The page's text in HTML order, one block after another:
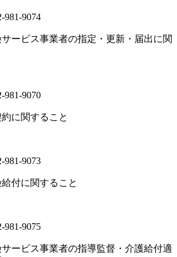
981-9074
ービス事業者の指定・更新・届出に関
981-9070
に関すること
981-9073
付に関すること
981-9075
ービス事業者の指導監督・介護給付適